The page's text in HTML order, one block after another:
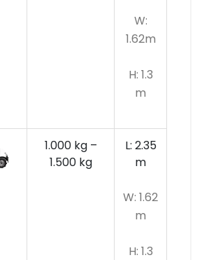
W:
1.62m
H: 1.3
m
1.000 kg –
1.500 kg
L: 2.35
m
W: 1.62
m
H: 1.3